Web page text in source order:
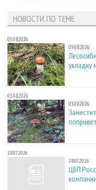
НОВОСТИ ПО ТЕМЕ
05.08.2026
05.08.2026
укладку
03.08.2026
03.08.2026
28.07.2026
28.07.2026
ЦБП